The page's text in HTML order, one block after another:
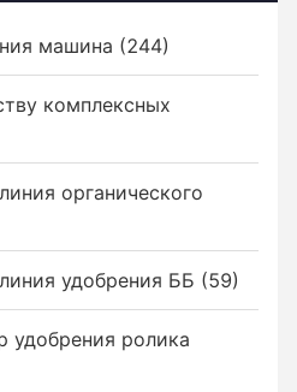
машина (244)
комплексных
органического
удобрения ББ (59)
удобрения ролика